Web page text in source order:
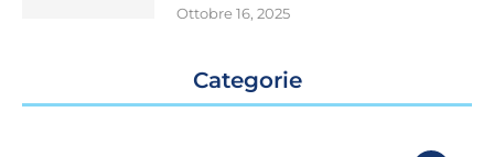
Ottobre 16, 2025
Categorie